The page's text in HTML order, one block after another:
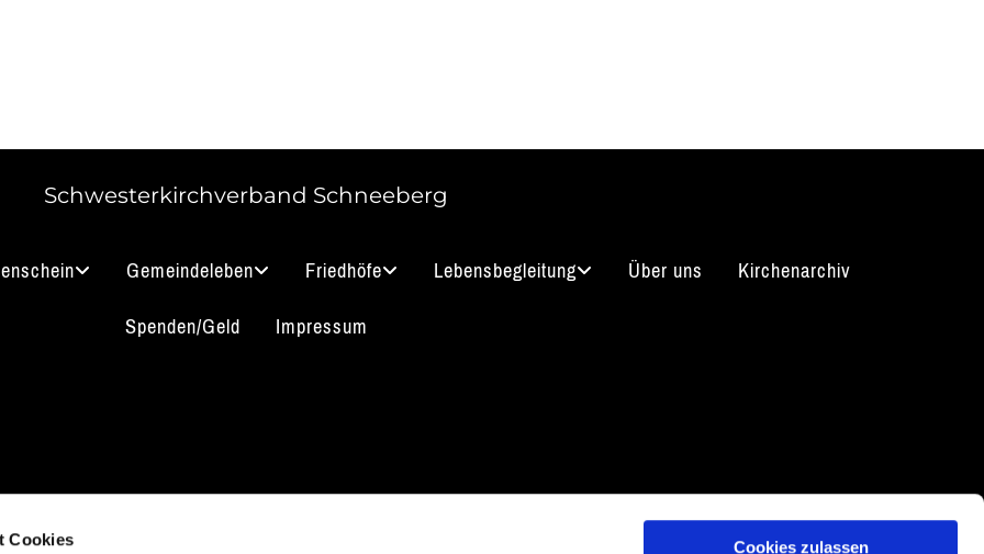
Cookies Cookies zulassen
Schwesterkirchverband Schneeberg
Gemeindeleben Friedhöfe Lebensbegleitung Über uns
Kirchenarchiv
Spenden/Geld
Impressum